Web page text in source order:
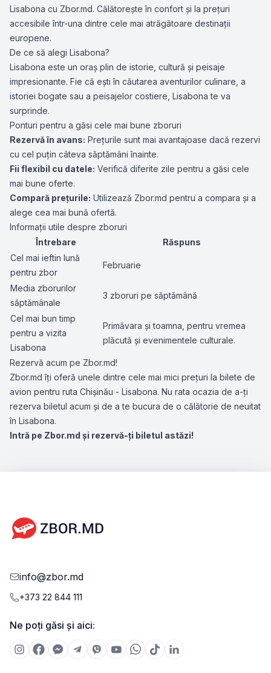
Lisabona cu Zbor.md. Călătorește în confort și la prețuri
accesibile într-una dintre cele mai atrăgătoare destinații
europene.
De ce să alegi Lisabona?
Lisabona este un oraș plin de istorie, cultură și peisaje
impresionante. Fie că ești în căutarea aventurilor culinare, a
istoriei bogate sau a peisajelor costiere, Lisabona te va
surprinde.
Ponturi pentru a găsi cele mai bune zboruri
Rezervă în avans: Prețurile sunt mai avantajoase dacă rezervi
cu cel puțin câteva săptămâni înainte.
Fii flexibil cu datele: Verifică diferite zile pentru a găsi cele
mai bune oferte.
Compară prețurile: Utilizează Zbor.md pentru a compara și a
alege cea mai bună ofertă.
Informații utile despre zboruri
Întrebare
Răspuns
Cel mai ieftin lună
pentru zbor
Februarie
Media zborurilor
săptămânale
3 zboruri pe săptămână
Cel mai bun timp
pentru a vizita
Lisabona
Primăvara și toamna, pentru vremea
plăcută și evenimentele culturale.
Rezervă acum pe Zbor.md!
Zbor.md îți oferă unele dintre cele mai mici prețuri la bilete de
avion pentru ruta Chișinău - Lisabona. Nu rata ocazia de a-ți
rezerva biletul acum și de a te bucura de o călătorie de neuitat
în Lisabona.
Intră pe Zbor.md și rezervă-ți biletul astăzi!
info@zbor.md
+373 22 844 111
Ne poți găsi și aici: